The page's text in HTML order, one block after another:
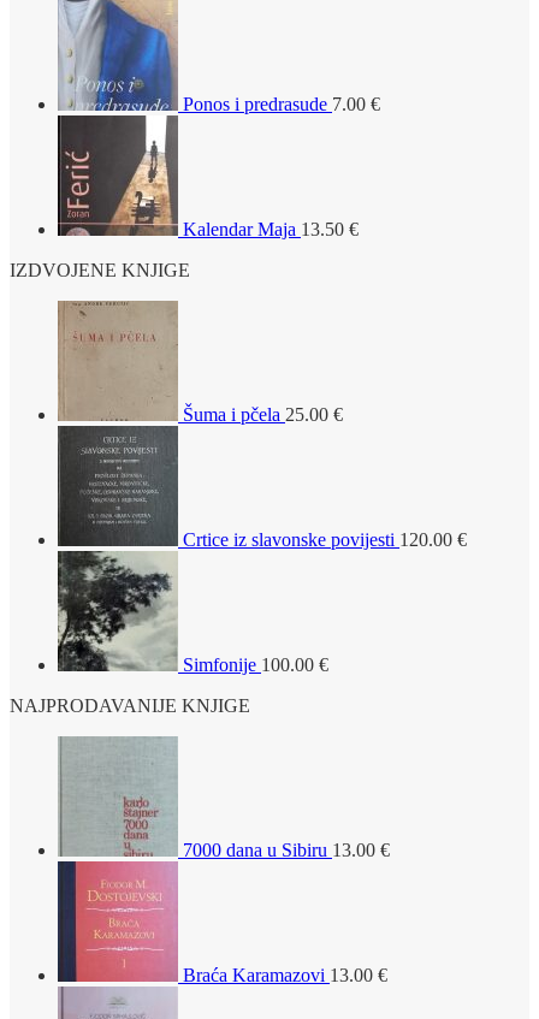
Ponos i predrasude 7.00 €
Kalendar Maja 13.50 €
IZDVOJENE KNJIGE
Šuma i pčela 25.00 €
Crtice iz slavonske povijesti 120.00 €
Simfonije 100.00 €
NAJPRODAVANIJE KNJIGE
7000 dana u Sibiru 13.00 €
Braća Karamazovi 13.00 €